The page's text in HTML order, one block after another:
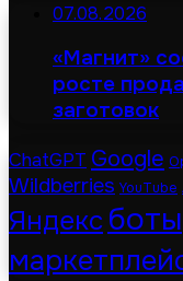
07.08.2026
«Магнит»
росте
заготовок
ChatGPT Google
Wildberries YouTube
Яндексботы